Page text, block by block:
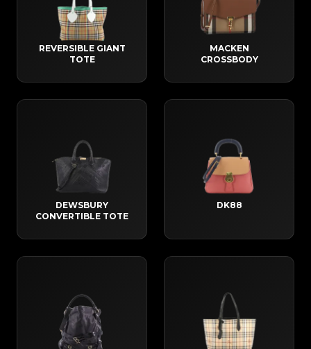
REVERSIBLE GIANT
TOTE
MACKEN
CROSSBODY
DEWSBURY
CONVERTIBLE TOTE
DK88